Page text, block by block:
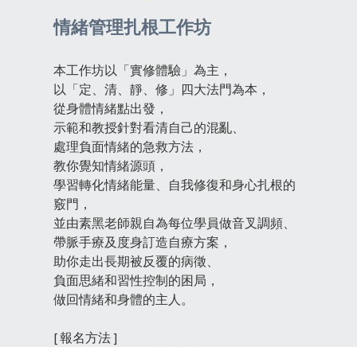
情緒管理扎根工作坊
本工作坊以「實修體驗」為主，
以「定、清、靜、修」四大法門為本，
從身體情緒點出發，
示範和教授針對看清自己的混亂、
處理負面情緒的急救方法，
教你覺知情緒源頭，
學習轉化情緒能量、自我修復和身心扎根的
竅門，
並由素黑老師親自為每位學員做音叉調頻、
帶脈手療及度身訂造自療方案，
助你走出長期被反覆的病徵、
負面思緒和習性控制的困局，
做回情緒和身體的主人。
[ 報名方法 ]